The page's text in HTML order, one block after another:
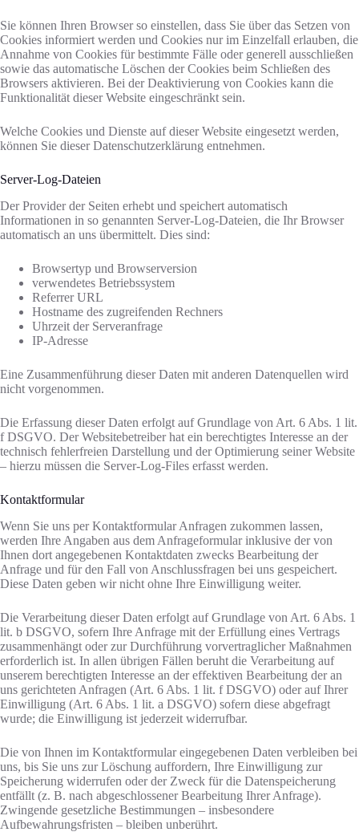
Sie können Ihren Browser so einstellen, dass Sie über das Setzen von
Cookies informiert werden und Cookies nur im Einzelfall erlauben, die
Annahme von Cookies für bestimmte Fälle oder generell ausschließen
sowie das automatische Löschen der Cookies beim Schließen des
Browsers aktivieren. Bei der Deaktivierung von Cookies kann die
Funktionalität dieser Website eingeschränkt sein.
Welche Cookies und Dienste auf dieser Website eingesetzt werden,
können Sie dieser Datenschutzerklärung entnehmen.
Server-Log-Dateien
Der Provider der Seiten erhebt und speichert automatisch
Informationen in so genannten Server-Log-Dateien, die Ihr Browser
automatisch an uns übermittelt. Dies sind:
Browsertyp und Browserversion
verwendetes Betriebssystem
Referrer URL
Hostname des zugreifenden Rechners
Uhrzeit der Serveranfrage
IP-Adresse
Eine Zusammenführung dieser Daten mit anderen Datenquellen wird
nicht vorgenommen.
Die Erfassung dieser Daten erfolgt auf Grundlage von Art. 6 Abs. 1 lit.
f DSGVO. Der Websitebetreiber hat ein berechtigtes Interesse an der
technisch fehlerfreien Darstellung und der Optimierung seiner Website
– hierzu müssen die Server-Log-Files erfasst werden.
Kontaktformular
Wenn Sie uns per Kontaktformular Anfragen zukommen lassen,
werden Ihre Angaben aus dem Anfrageformular inklusive der von
Ihnen dort angegebenen Kontaktdaten zwecks Bearbeitung der
Anfrage und für den Fall von Anschlussfragen bei uns gespeichert.
Diese Daten geben wir nicht ohne Ihre Einwilligung weiter.
Die Verarbeitung dieser Daten erfolgt auf Grundlage von Art. 6 Abs. 1
lit. b DSGVO, sofern Ihre Anfrage mit der Erfüllung eines Vertrags
zusammenhängt oder zur Durchführung vorvertraglicher Maßnahmen
erforderlich ist. In allen übrigen Fällen beruht die Verarbeitung auf
unserem berechtigten Interesse an der effektiven Bearbeitung der an
uns gerichteten Anfragen (Art. 6 Abs. 1 lit. f DSGVO) oder auf Ihrer
Einwilligung (Art. 6 Abs. 1 lit. a DSGVO) sofern diese abgefragt
wurde; die Einwilligung ist jederzeit widerrufbar.
Die von Ihnen im Kontaktformular eingegebenen Daten verbleiben bei
uns, bis Sie uns zur Löschung auffordern, Ihre Einwilligung zur
Speicherung widerrufen oder der Zweck für die Datenspeicherung
entfällt (z. B. nach abgeschlossener Bearbeitung Ihrer Anfrage).
Zwingende gesetzliche Bestimmungen – insbesondere
Aufbewahrungsfristen – bleiben unberührt.